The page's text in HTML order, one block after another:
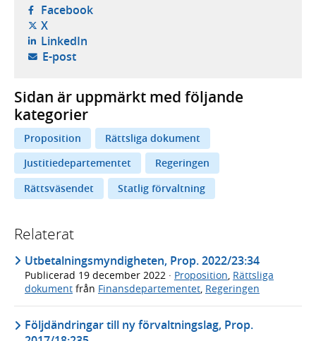
Facebook- öppnas i ny flik, extern webbplats,
X- öppnas i ny flik, extern webbplats,
LinkedIn- öppnas i ny flik, extern webbplats,
E-post- öppnar din e-postklient,
Sidan är uppmärkt med följande
kategorier
Proposition
Rättsliga dokument
Justitiedepartementet
Regeringen
Rättsväsendet
Statlig förvaltning
Relaterat
Utbetalningsmyndigheten, Prop. 2022/23:34
Publicerad 19 december 2022 · Proposition, Rättsliga
dokument från Finansdepartementet, Regeringen
Följdändringar till ny förvaltningslag, Prop.